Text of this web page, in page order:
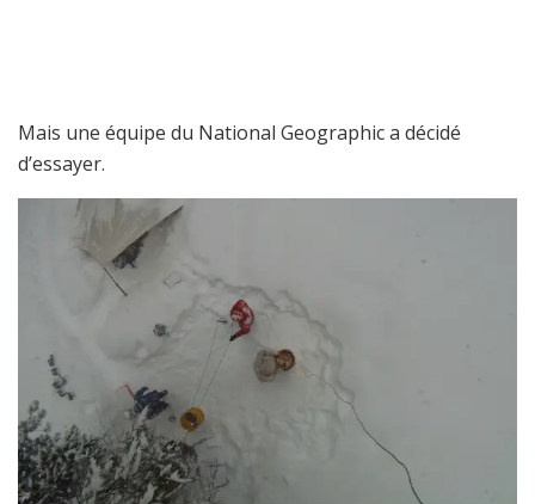
Mais une équipe du National Geographic a décidé
d’essayer.